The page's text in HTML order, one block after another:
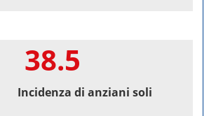
38.5
Incidenza di anziani soli